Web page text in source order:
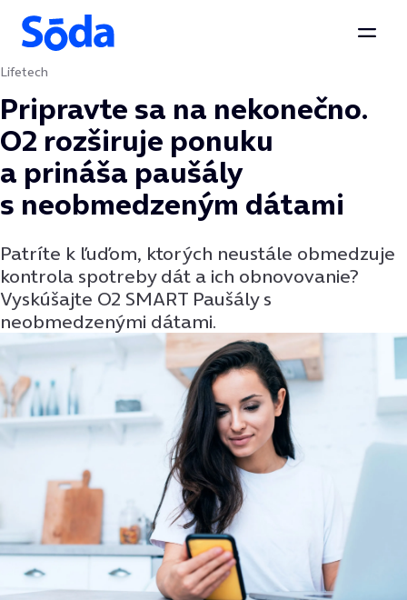
Preskočiť na obsah
Lifetech
Pripravte sa na nekonečno.
O2 rozširuje ponuku
a prináša paušály
s neobmedzeným dátami
Patríte k ľuďom, ktorých neustále obmedzuje
kontrola spotreby dát a ich obnovovanie?
Vyskúšajte O2 SMART Paušály s
neobmedzenými dátami.